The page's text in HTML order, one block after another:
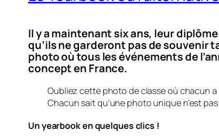
Il y a maintenant six ans, leur
qu’ils ne garderont pas de souvenir
photo où tous les événements de
concept en France.
Oubliez cette photo de classe où chacun a
Chacun sait qu’une photo unique n’est
Un yearbook en quelques clics !